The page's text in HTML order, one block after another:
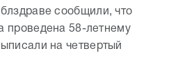
сообщили, что
проведена 58-летнему
на четвертый